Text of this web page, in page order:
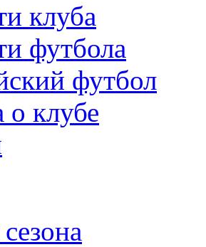
клуба
футбола
футбол
о клубе